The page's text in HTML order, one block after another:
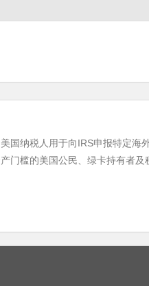
国纳税人用于向IRS申报特定海
门槛的美国公民、绿卡持有者及